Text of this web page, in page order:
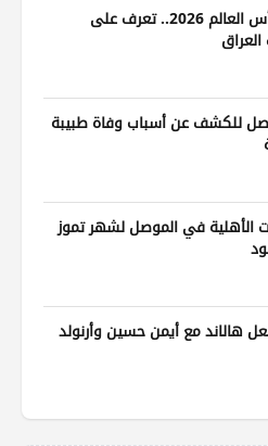
من ودية الأربعاء إلى كأس العالم 2026.. تعرف على
العراق
للكشف عن أسباب وفاة طبيبة
الأهلية في الموصل لشهر تموز
هالاند مع أيمن حسين وأرنولد